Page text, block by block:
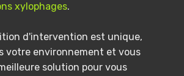
xylophages.
d'intervention est unique,
votre environnement et vous
solution pour vous